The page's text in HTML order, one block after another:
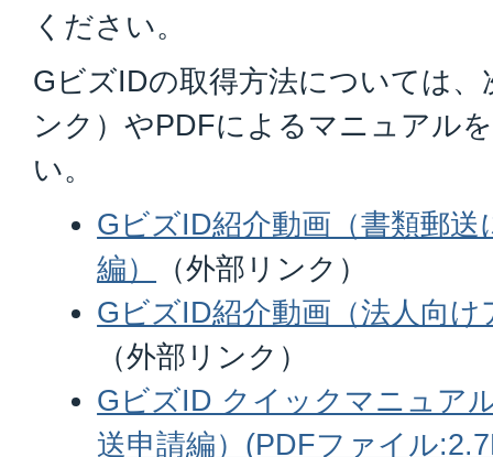
ください。
GビズIDの取得方法については、
ンク）やPDFによるマニュアル
い。
GビズID紹介動画（書類郵
編）
（外部リンク）
GビズID紹介動画（法人向
（外部リンク）
GビズID クイックマニュア
送申請編）(PDFファイル